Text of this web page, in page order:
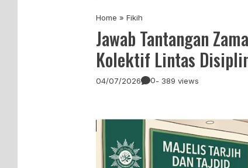
Home » Fikih
Jawab Tantangan
Kolektif Lintas
04/07/2026 0- 389 views